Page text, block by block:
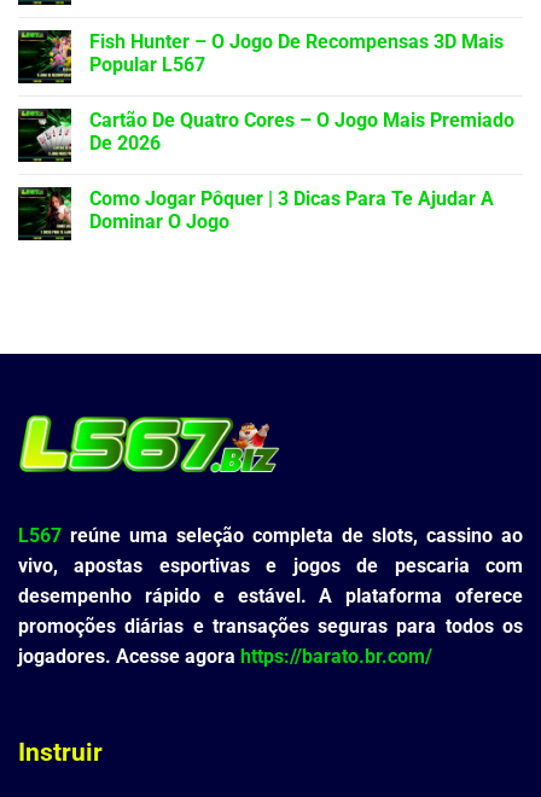
Fish Hunter – O Jogo De Recompensas 3D Mais
Popular L567
Cartão De Quatro Cores – O Jogo Mais Premiado
De 2026
Como Jogar Pôquer | 3 Dicas Para Te Ajudar A
Dominar O Jogo
L567 reúne uma seleção completa de slots, cassino ao
vivo, apostas esportivas e jogos de pescaria com
desempenho rápido e estável. A plataforma oferece
promoções diárias e transações seguras para todos os
jogadores. Acesse agora https://barato.br.com/
Instruir